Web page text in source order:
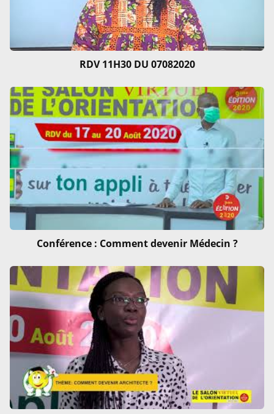
RDV 11H30 DU 07082020
Conférence : Comment devenir Médecin ?